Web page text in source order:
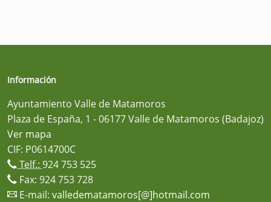
Información
Ayuntamiento Valle de Matamoros
Plaza de España, 1 - 06177 Valle de Matamoros (Badajoz)
Ver mapa
CIF: P0614700C
Telf.: 924 753 525
Fax: 924 753 728
E-mail: valledematamoros[@]hotmail.com